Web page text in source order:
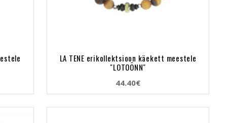
LA TENE erikollektsioon käekett meestele
"LOTOÕNN"
44.40€